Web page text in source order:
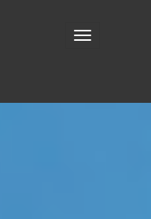
Toggle